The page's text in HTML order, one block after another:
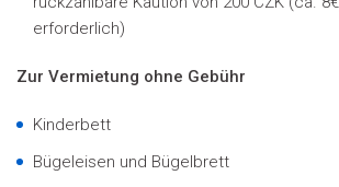
erforderlich)
Zur Vermietung ohne Gebühr
Kinderbett
Bügeleisen und Bügelbrett